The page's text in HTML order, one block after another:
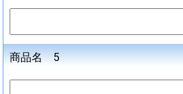
商品名 5